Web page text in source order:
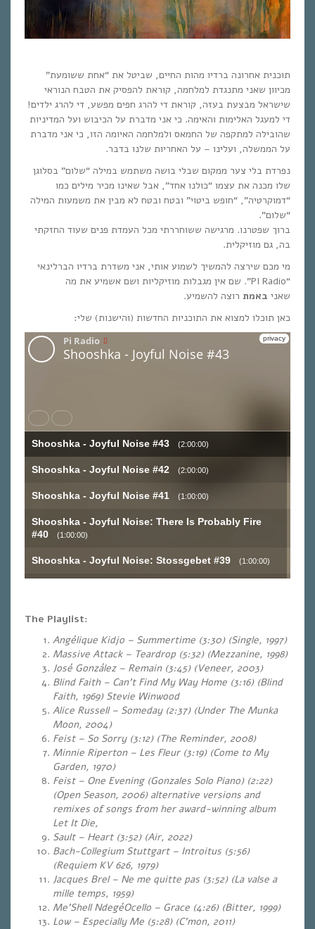
תוכנית אחרונה ברדיו מהות החיים, שביטל את “אחת ששומעת”
מכיוון שאני מתנגדת למלחמה, קוראת להפסיק את הטבח הנוראי
שישראל מבצעת בעזה, קוראת די להרג חפים מפשע, די להרג ילדים!
די למעגל האלימות והאימה. כי אני מדברת על הכיבוש ועל המדיניות
שהובילה למתקפה של החמאס ולמלחמה האיומה הזו, כי אני מדברת
על הממשלה, ועלינו – על האחריות שלנו בדבר.
נפרדת בלי צער ממקום שבלי בושה משתמש במילה “שלום” בסלוגן
שלו מכנה את עצמו “כולנו אחד”, אבל שאינו מכיר מילים כמו
“דמוקרטיה”, “חופש ביטוי” ובטח ובטח לא מבין את משמעות המילה
“שלום”.
ברוך שפטרנו. מרגישה ששוחררתי מכל העמדת פנים שעוד החזקתי
בה, גם מוזיקלית.
מי מכם שירצה להמשיך לשמוע אותי, אני משדרת ברדיו הברלינאי
“PI Radio”. שם אין מגבלות מוזיקליות ושם אשמיע את מה
שאני באמת רוצה להשמיע.
כאן תוכלו למצוא את התוכניות החדשות (והישנות) שלי:
The Playlist:
Angélique Kidjo – Summertime (3:30) (Single, 1997)
Massive Attack – Teardrop (5:32) (Mezzanine, 1998)
José González – Remain (3:45) (Veneer, 2003)
Blind Faith – Can’t Find My Way Home (3:16) (Blind
Faith, 1969) Stevie Winwood
Alice Russell – Someday (2:37) (Under The Munka
Moon, 2004)
Feist – So Sorry (3:12) (The Reminder, 2008)
Minnie Riperton – Les Fleur (3:19) (Come to My
Garden, 1970)
Feist – One Evening (Gonzales Solo Piano) (2:22)
(Open Season, 2006) alternative versions and
remixes of songs from her award-winning album
Let It Die,
Sault – Heart (3:52) (Air, 2022)
Bach-Collegium Stuttgart – Introitus (5:56)
(Requiem KV 626, 1979)
Jacques Brel – Ne me quitte pas (3:52) (La valse a
mille temps, 1959)
Me’Shell NdegéOcello – Grace (4:26) (Bitter, 1999)
Low – Especially Me (5:28) (C’mon, 2011)